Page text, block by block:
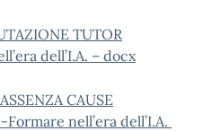
TUTOR
dell’I.A. – docx
CAUSE
nell’era dell’I.A.